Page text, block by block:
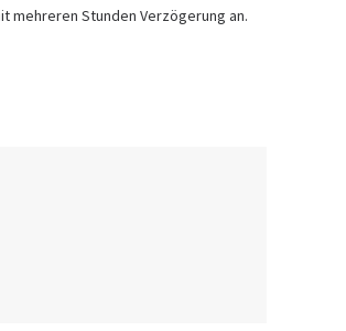
mehreren Stunden Verzögerung an.